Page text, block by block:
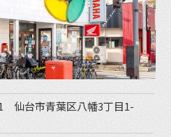
仙台市青葉区八幡3丁目1-